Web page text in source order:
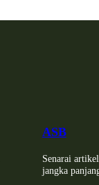
ASB
Senarai
jangka